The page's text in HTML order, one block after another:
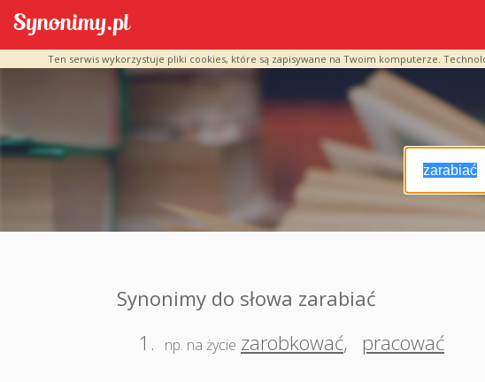
Ten serwis wykorzystuje pliki cookies, które są zapisywane na Twoim komputerze.
Synonimy do słowa zarabiać
1.
np. na życie zarobkować, pracować